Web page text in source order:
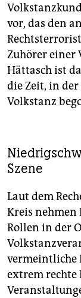
vor, das den
Zuhörer einer
Hättasch ist
die Zeit, in
Volkstanz
Szene
Laut dem
Kreis nehmen
Rollen in der
vermeintliche
extrem rechte